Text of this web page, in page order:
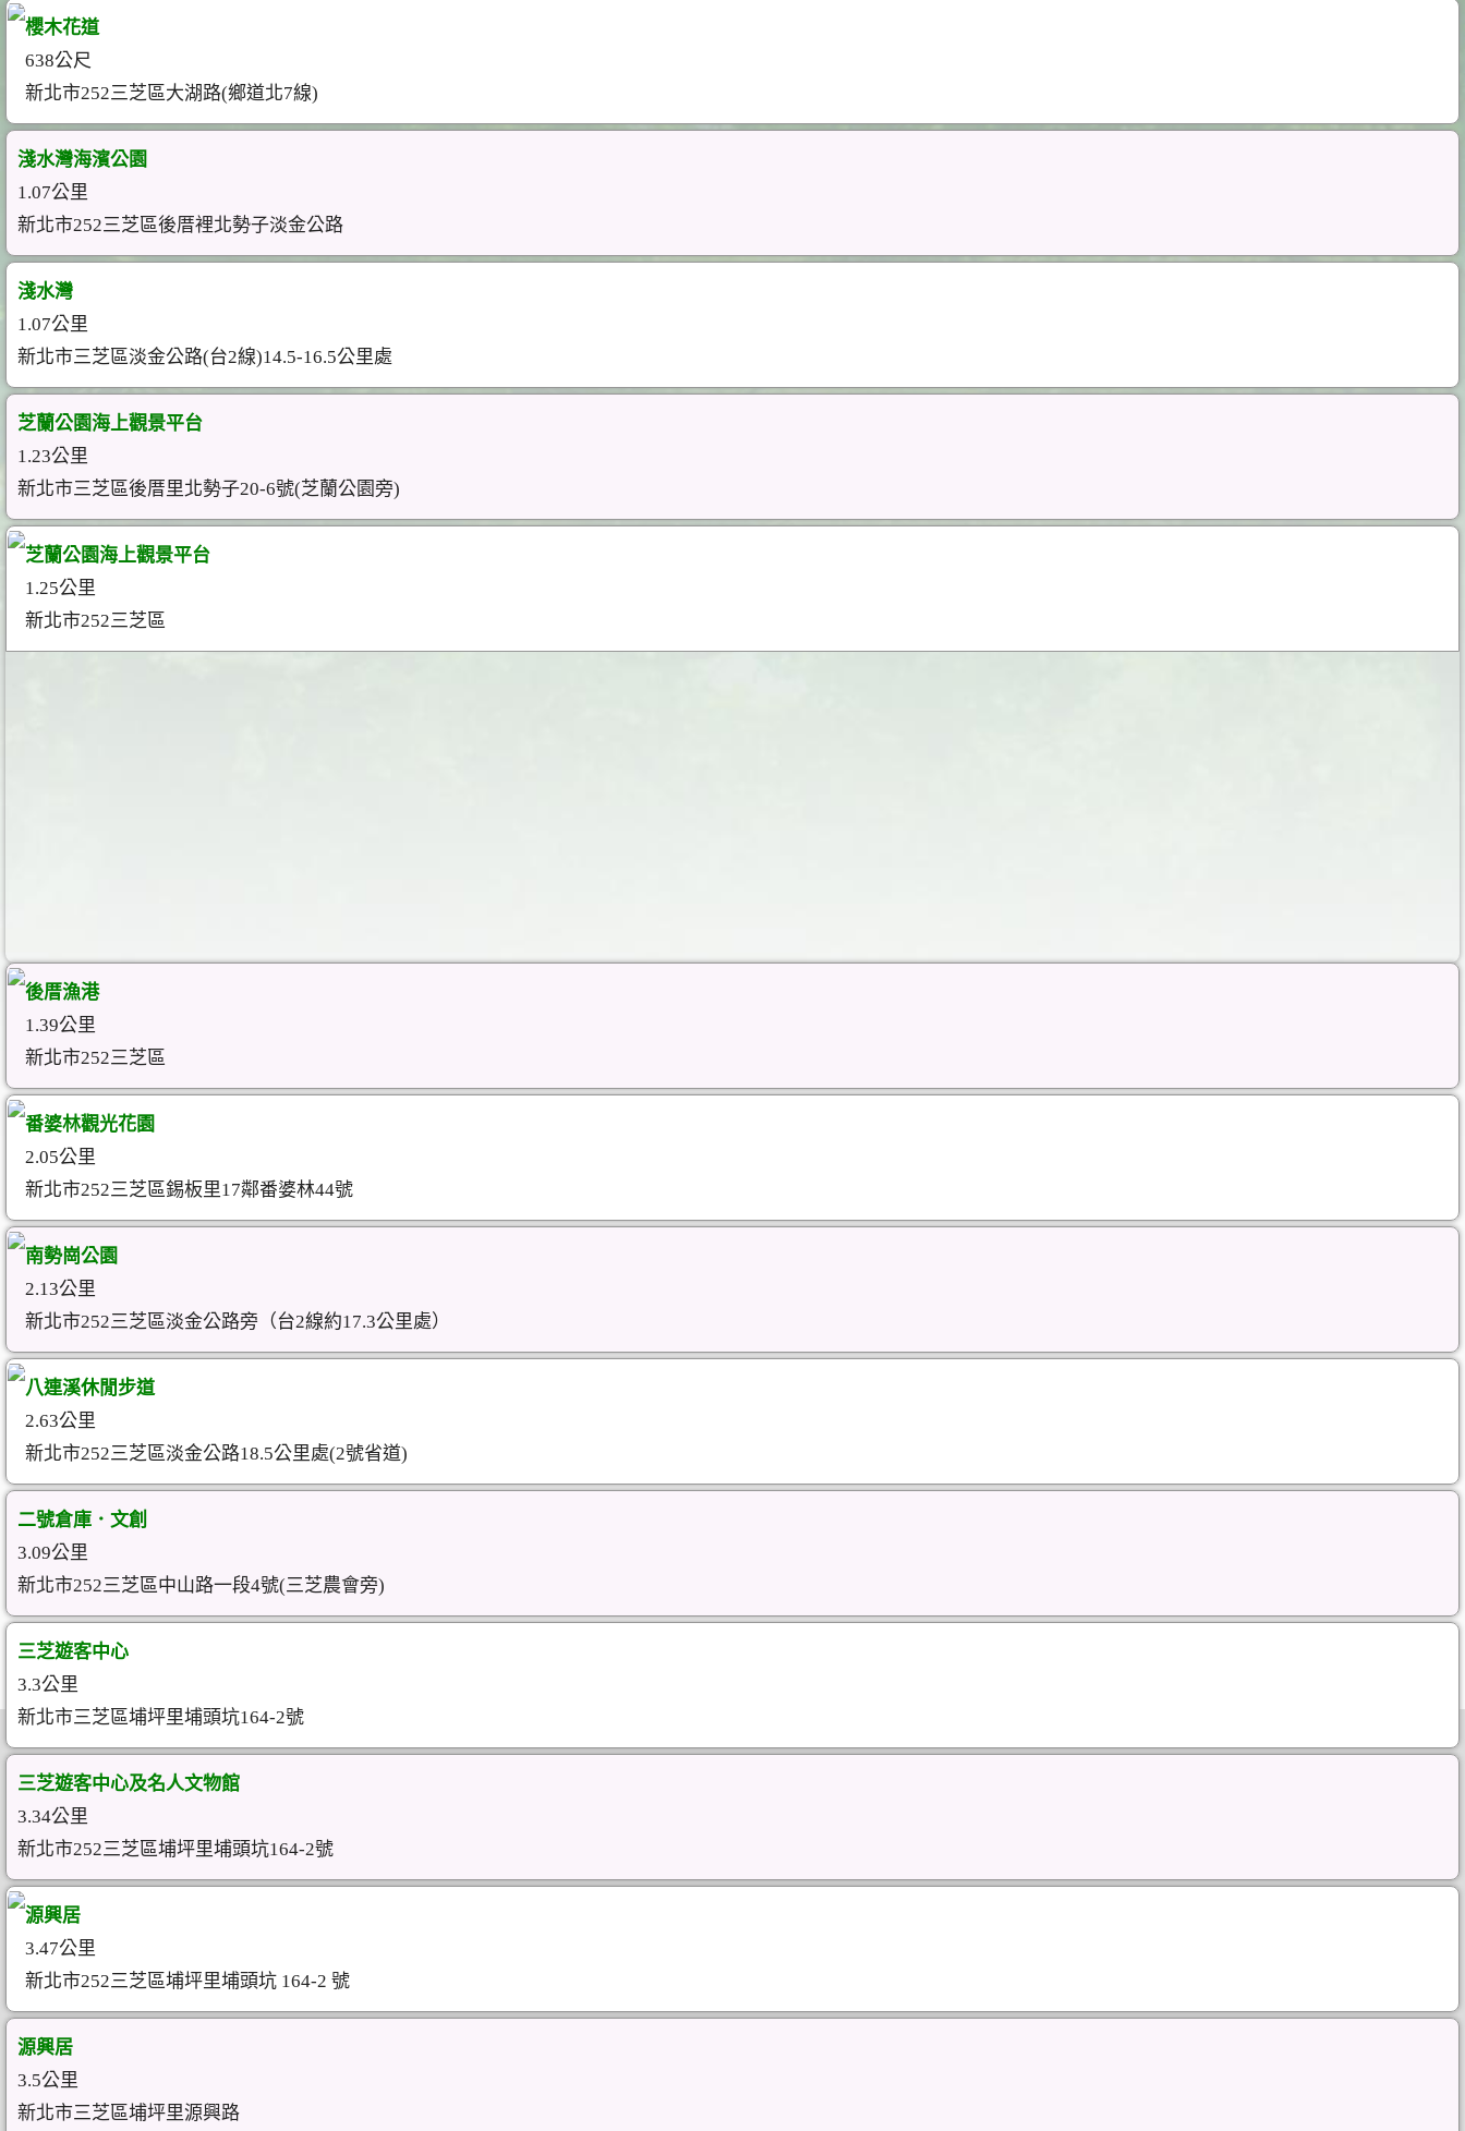
櫻木花道
638公尺
新北市252三芝區大湖路(鄉道北7線)
淺水灣海濱公園
1.07公里
新北市252三芝區後厝裡北勢子淡金公路
淺水灣
1.07公里
新北市三芝區淡金公路(台2線)14.5-16.5公里處
芝蘭公園海上觀景平台
1.23公里
新北市三芝區後厝里北勢子20-6號(芝蘭公園旁)
芝蘭公園海上觀景平台
1.25公里
新北市252三芝區
後厝漁港
1.39公里
新北市252三芝區
番婆林觀光花園
2.05公里
新北市252三芝區錫板里17鄰番婆林44號
南勢崗公園
2.13公里
新北市252三芝區淡金公路旁（台2線約17.3公里處）
八連溪休閒步道
2.63公里
新北市252三芝區淡金公路18.5公里處(2號省道)
二號倉庫．文創
3.09公里
新北市252三芝區中山路一段4號(三芝農會旁)
三芝遊客中心
3.3公里
新北市三芝區埔坪里埔頭坑164-2號
三芝遊客中心及名人文物館
3.34公里
新北市252三芝區埔坪里埔頭坑164-2號
源興居
3.47公里
新北市252三芝區埔坪里埔頭坑 164-2 號
源興居
3.5公里
新北市三芝區埔坪里源興路